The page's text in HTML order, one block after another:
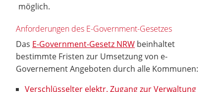
möglich.
Anforderungen des E-Government-Gesetzes
Das E-Government-Gesetz NRW beinhaltet
bestimmte Fristen zur Umsetzung von e-
Governement Angeboten durch alle Kommunen:
Verschlüsselter elektr. Zugang zur Verwaltung